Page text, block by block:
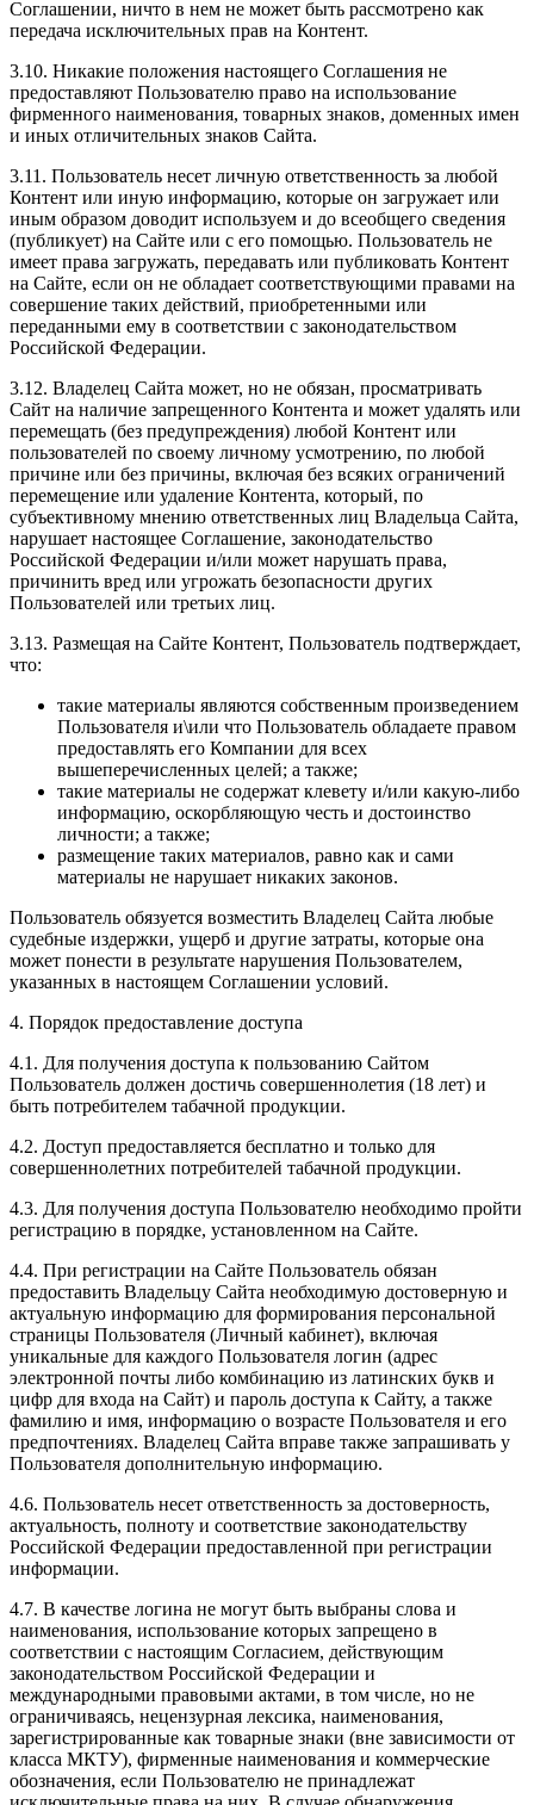
Соглашении, ничто в нем не может быть рассмотрено как
передача исключительных прав на Контент.
3.10. Никакие положения настоящего Соглашения не
предоставляют Пользователю право на использование
фирменного наименования, товарных знаков, доменных имен
и иных отличительных знаков Сайта.
3.11. Пользователь несет личную ответственность за любой
Контент или иную информацию, которые он загружает или
иным образом доводит используем и до всеобщего сведения
(публикует) на Сайте или с его помощью. Пользователь не
имеет права загружать, передавать или публиковать Контент
на Сайте, если он не обладает соответствующими правами на
совершение таких действий, приобретенными или
переданными ему в соответствии с законодательством
Российской Федерации.
3.12. Владелец Сайта может, но не обязан, просматривать
Сайт на наличие запрещенного Контента и может удалять или
перемещать (без предупреждения) любой Контент или
пользователей по своему личному усмотрению, по любой
причине или без причины, включая без всяких ограничений
перемещение или удаление Контента, который, по
субъективному мнению ответственных лиц Владельца Сайта,
нарушает настоящее Соглашение, законодательство
Российской Федерации и/или может нарушать права,
причинить вред или угрожать безопасности других
Пользователей или третьих лиц.
3.13. Размещая на Сайте Контент, Пользователь подтверждает,
что:
такие материалы являются собственным произведением
Пользователя и\или что Пользователь обладаете правом
предоставлять его Компании для всех
вышеперечисленных целей; а также;
такие материалы не содержат клевету и/или какую-либо
информацию, оскорбляющую честь и достоинство
личности; а также;
размещение таких материалов, равно как и сами
материалы не нарушает никаких законов.
Пользователь обязуется возместить Владелец Сайта любые
судебные издержки, ущерб и другие затраты, которые она
может понести в результате нарушения Пользователем,
указанных в настоящем Соглашении условий.
4. Порядок предоставление доступа
4.1. Для получения доступа к пользованию Сайтом
Пользователь должен достичь совершеннолетия (18 лет) и
быть потребителем табачной продукции.
4.2. Доступ предоставляется бесплатно и только для
совершеннолетних потребителей табачной продукции.
4.3. Для получения доступа Пользователю необходимо пройти
регистрацию в порядке, установленном на Сайте.
4.4. При регистрации на Сайте Пользователь обязан
предоставить Владельцу Сайта необходимую достоверную и
актуальную информацию для формирования персональной
страницы Пользователя (Личный кабинет), включая
уникальные для каждого Пользователя логин (адрес
электронной почты либо комбинацию из латинских букв и
цифр для входа на Сайт) и пароль доступа к Сайту, а также
фамилию и имя, информацию о возрасте Пользователя и его
предпочтениях. Владелец Сайта вправе также запрашивать у
Пользователя дополнительную информацию.
4.6. Пользователь несет ответственность за достоверность,
актуальность, полноту и соответствие законодательству
Российской Федерации предоставленной при регистрации
информации.
4.7. В качестве логина не могут быть выбраны слова и
наименования, использование которых запрещено в
соответствии с настоящим Согласием, действующим
законодательством Российской Федерации и
международными правовыми актами, в том числе, но не
ограничиваясь, нецензурная лексика, наименования,
зарегистрированные как товарные знаки (вне зависимости от
класса МКТУ), фирменные наименования и коммерческие
обозначения, если Пользователю не принадлежат